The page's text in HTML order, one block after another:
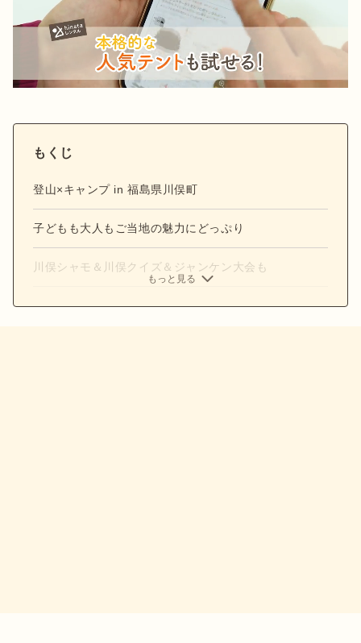
もくじ
登山×キャンプ in 福島県川俣町
子どもも大人もご当地の魅力にどっぷり
川俣シャモ＆川俣クイズ＆ジャンケン大会も
もっと見る